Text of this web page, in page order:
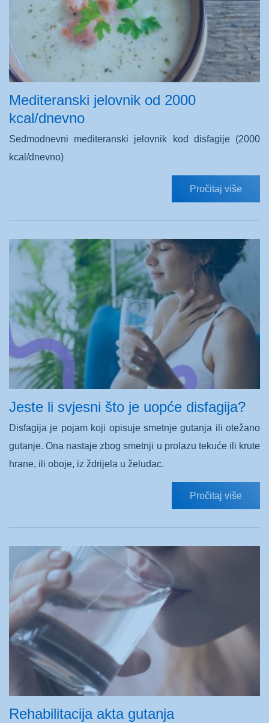
Mediteranski jelovnik od 2000
kcal/dnevno
Sedmodnevni mediteranski jelovnik kod disfagije (2000
kcal/dnevno)
Pročitaj više
Jeste li svjesni što je uopće disfagija?
Disfagija je pojam koji opisuje smetnje gutanja ili otežano
gutanje. Ona nastaje zbog smetnji u prolazu tekuće ili krute
hrane, ili oboje, iz ždrijela u želudac.
Pročitaj više
Rehabilitacija akta gutanja